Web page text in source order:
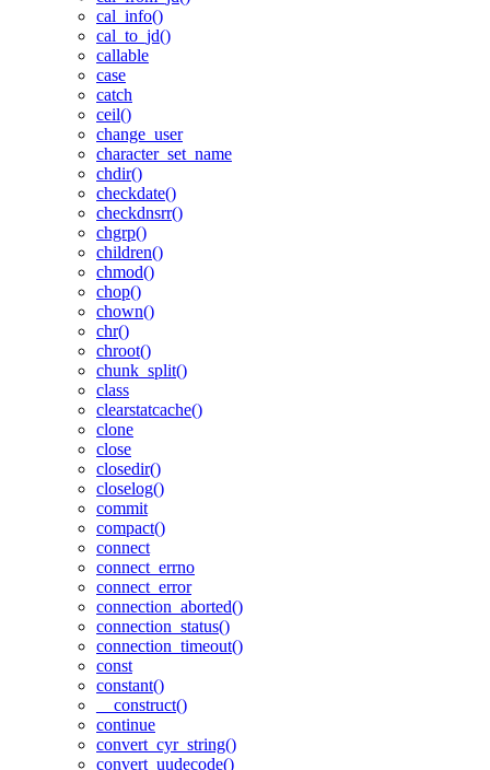
cal_info()
cal_to_jd()
callable
case
catch
ceil()
change_user
character_set_name
chdir()
checkdate()
checkdnsrr()
chgrp()
children()
chmod()
chop()
chown()
chr()
chroot()
chunk_split()
class
clearstatcache()
clone
close
closedir()
closelog()
commit
compact()
connect
connect_errno
connect_error
connection_aborted()
connection_status()
connection_timeout()
const
constant()
__construct()
continue
convert_cyr_string()
convert_uudecode()